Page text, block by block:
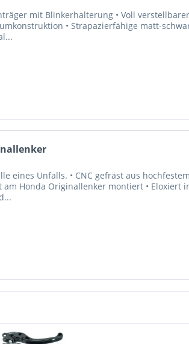
mit Blinkerhalterung • Voll verstellbarer
• Strapazierfähige matt-
eines Unfalls. • CNC gefräst aus
Honda Originallenker montiert • Eloxiert